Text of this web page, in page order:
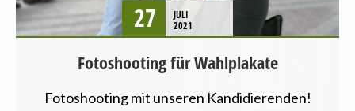
27
JULI
2021
Fotoshooting für Wahlplakate
Fotoshooting mit unseren Kandidierenden!